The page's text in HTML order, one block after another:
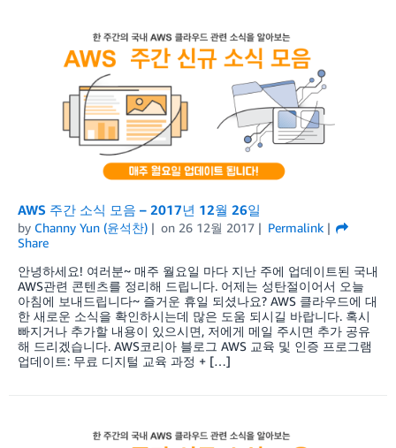
AWS 주간 소식 모음 – 2017년 12월 26일
by Channy Yun (윤석찬) on 26 12월 2017
Permalink
Share
안녕하세요! 여러분~ 매주 월요일 마다 지난 주에 업데이트된 국내
AWS관련 콘텐츠를 정리해 드립니다. 어제는 성탄절이어서 오늘
아침에 보내드립니다~ 즐거운 휴일 되셨나요? AWS 클라우드에 대
한 새로운 소식을 확인하시는데 많은 도움 되시길 바랍니다. 혹시
빠지거나 추가할 내용이 있으시면, 저에게 메일 주시면 추가 공유
해 드리겠습니다. AWS코리아 블로그 AWS 교육 및 인증 프로그램
업데이트: 무료 디지털 교육 과정 + […]